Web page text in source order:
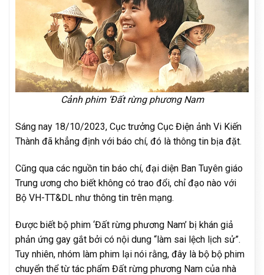
Cảnh phim ‘Đất rừng phương Nam
Sáng nay 18/10/2023, Cục trưởng Cục Điện ảnh Vi Kiến
Thành đã khẳng định với báo chí, đó là thông tin bịa đặt.
Cũng qua các nguồn tin báo chí, đại diện Ban Tuyên giáo
Trung ương cho biết không có trao đổi, chỉ đạo nào với
Bộ VH-TT&DL như thông tin trên mạng.
Được biết bộ phim ‘Đất rừng phương Nam’ bị khán giả
phản ứng gay gắt bởi có nội dung “làm sai lệch lịch sử”.
Tuy nhiên, nhóm làm phim lại nói rằng, đây là bộ bộ phim
chuyển thể từ tác phẩm Đất rừng phương Nam của nhà